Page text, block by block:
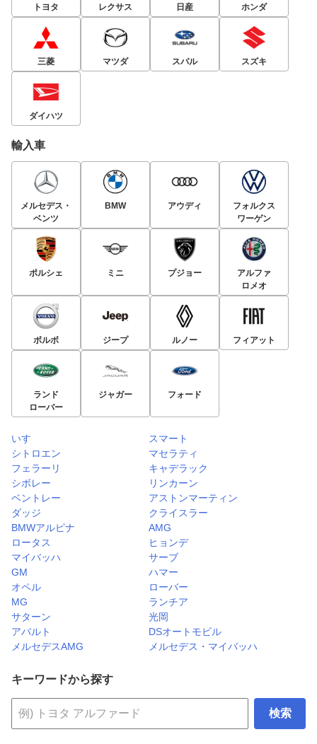
トヨタ レクサス 日産 ホンダ
三菱 マツダ スバル スズキ
ダイハツ
輸入車
メルセデス・
ベンツ
BMW アウディ
フォルクス
ワーゲン
ポルシェ ミニ プジョー
アルファ
ロメオ
ボルボ ジープ ルノー フィアット
ランド
ローバー
ジャガー フォード
いすゞ
スマート
シトロエン
マセラティ
フェラーリ
キャデラック
シボレー
リンカーン
ベントレー
アストンマーティン
ダッジ
クライスラー
BMWアルピナ
AMG
ロータス
ヒョンデ
マイバッハ
サーブ
GM
ハマー
オペル
ローバー
MG
ランチア
サターン
光岡
アバルト
DSオートモビル
メルセデスAMG
メルセデス・マイバッハ
キーワードから探す
検索